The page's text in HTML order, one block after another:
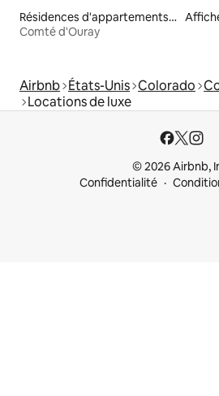
Résidences d'appartements en location
Comté d'Ouray
Airbnb États-Unis Colorado
Locations de luxe
© 2026 Airbnb,
Confidentialité